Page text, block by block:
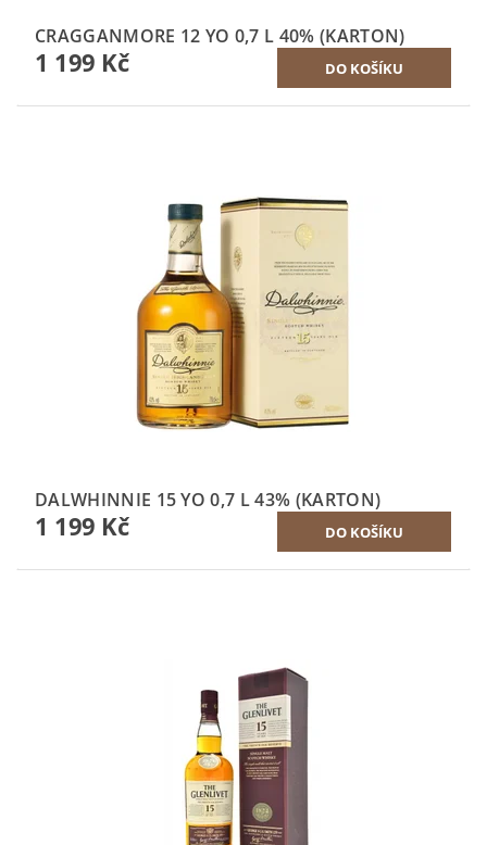
CRAGGANMORE 12 YO 0,7 L 40% (KARTON)
1 199 Kč
DALWHINNIE 15 YO 0,7 L 43% (KARTON)
1 199 Kč